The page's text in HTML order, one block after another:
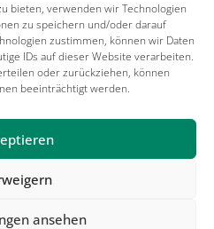
bieten, verwenden wir Technologien
zu speichern und/oder darauf
zustimmen, können wir Daten
IDs auf dieser Website verarbeiten.
oder zurückziehen, können
beeinträchtigt werden.
ansehen
Veröffentlichungen